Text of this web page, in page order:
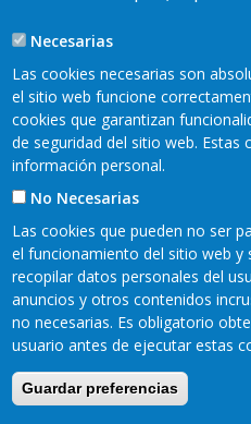
Pie
de
Política de
Necesarias
Las cookies necesarias son
el sitio web funcione
cookies que garantizan
de seguridad del sitio web. Estas
información personal.
No Necesarias
Las cookies que pueden no ser
el funcionamiento del sitio web y
recopilar datos personales del
anuncios y otros contenidos
no necesarias. Es obligatorio
usuario antes de ejecutar estas
Guardar preferencias